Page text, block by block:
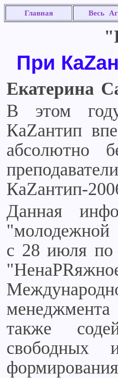
Главная Весь
При
Екатерина
В этом
КаZантип
абсолютно
КаZантип-
Данная
"молодежной
с 28 июля по
также
свободных